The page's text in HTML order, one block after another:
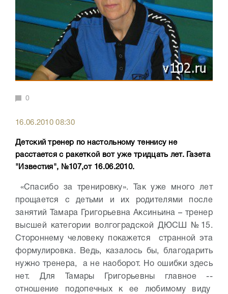
0
16.06.2010 08:30
Детский тренер по настольному теннису не
расстается с ракеткой вот уже тридцать лет. Газета
"Известия", №107,от 16.06.2010.
«Спасибо за тренировку». Так уже много лет
прощается с детьми и их родителями после
занятий Тамара Григорьевна Аксиньина – тренер
высшей категории волгоградской ДЮСШ №15.
Стороннему человеку покажется странной эта
формулировка. Ведь, казалось бы, благодарить
нужно тренера, а не наоборот. Но ошибки здесь
нет. Для Тамары Григорьевны главное --
отношение подопечных к ее любимому виду